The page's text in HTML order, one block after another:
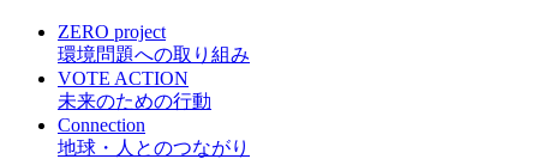
ZERO project
環境問題への取り組み
VOTE ACTION
未来のための行動
Connection
地球・人とのつながり